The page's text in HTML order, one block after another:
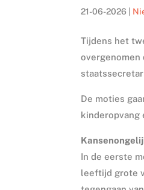
21-06-2026
Tijdens het
overgenomen
De moties
kinderopvang
In de eerste
leeftijd grote